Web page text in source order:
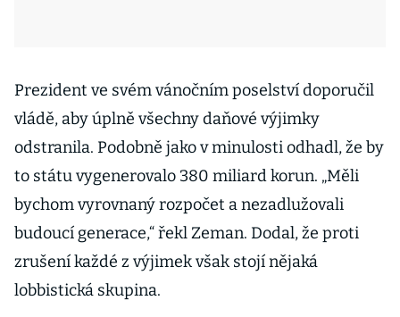
Prezident ve svém vánočním poselství doporučil
vládě, aby úplně všechny daňové výjimky
odstranila. Podobně jako v minulosti odhadl, že by
to státu vygenerovalo 380 miliard korun. „Měli
bychom vyrovnaný rozpočet a nezadlužovali
budoucí generace,“ řekl Zeman. Dodal, že proti
zrušení každé z výjimek však stojí nějaká
lobbistická skupina.